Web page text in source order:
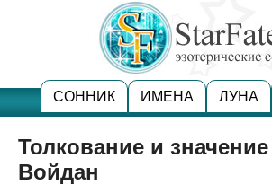
СОННИК ИМЕНА ЛУНА
Толкование и
Войдан